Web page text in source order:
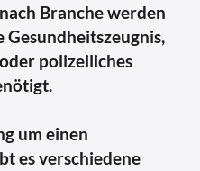
Branche werden
Gesundheitszeugnis,
polizeiliches
um einen
es verschiedene